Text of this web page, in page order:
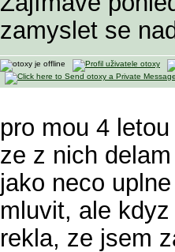
zamyslet se
pro mou 4
ze z nich
jako neco
mluvit, ale
rekla, ze jsem